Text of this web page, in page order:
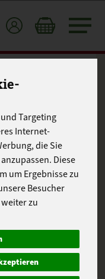
Targeting
Internet-
die Sie
Diese
um Ergebnisse zu
Besucher
zu
Toggle
cart